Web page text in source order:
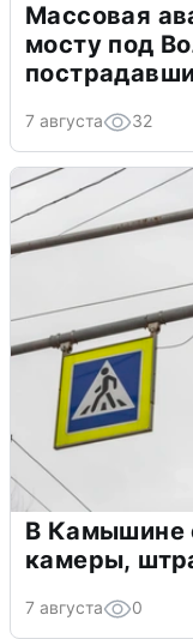
Массовая
мосту под
7 августа 32
В Камышине
камеры,
7 августа 0